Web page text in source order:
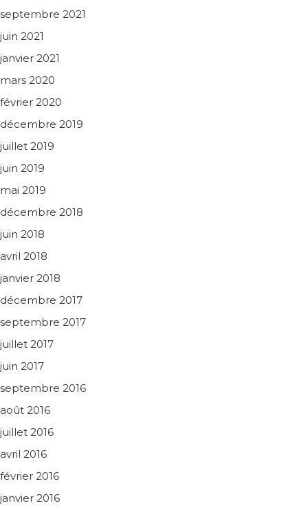
septembre 2021
juin 2021
janvier 2021
mars 2020
février 2020
décembre 2019
juillet 2019
juin 2019
mai 2019
décembre 2018
juin 2018
avril 2018
janvier 2018
décembre 2017
septembre 2017
juillet 2017
juin 2017
septembre 2016
août 2016
juillet 2016
avril 2016
février 2016
janvier 2016